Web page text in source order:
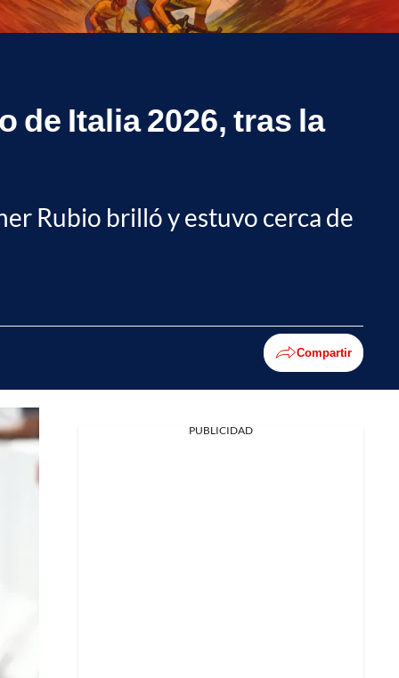
de Italia 2026, tras la
Rubio brilló y estuvo cerca de
Compartir
PUBLICIDAD